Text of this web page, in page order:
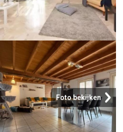
Foto bekijken